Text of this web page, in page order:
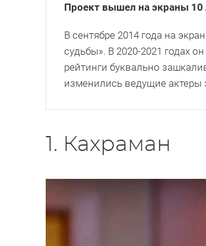
Проект вышел на экраны 10
В сентябре 2014 года на
судьбы». В 2020-2021 годах
рейтинги буквально
изменились ведущие актеры
1. Кахраман